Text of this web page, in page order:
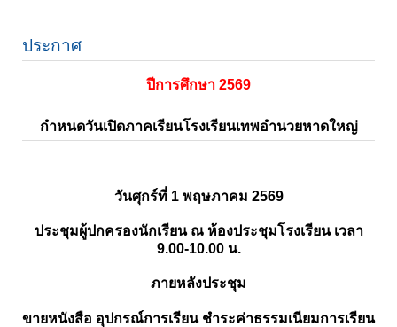
ประกาศ
ปีการศึกษา 2569
กำหนดวันเปิดภาคเรียนโรงเรียนเทพอำนวยหาดใหญ่
วันศุกร์ที่ 1 พฤษภาคม 2569
ประชุมผู้ปกครองนักเรียน ณ ห้องประชุมโรงเรียน เวลา
9.00-10.00 น.
ภายหลังประชุม
ขายหนังสือ อุปกรณ์การเรียน ชำระค่าธรรมเนียมการเรียน